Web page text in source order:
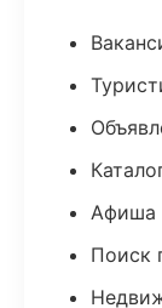
Афиша
Поиск